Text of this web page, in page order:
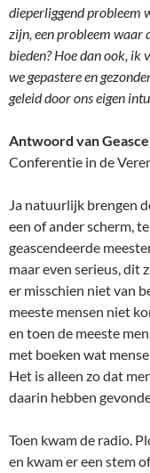
dieperliggend probleem
zijn, een probleem waar
bieden? Hoe dan ook, ik
we gepastere en
geleid door ons eigen
Antwoord van
Conferentie in de
Ja natuurlijk brengen
een of ander scherm,
geascendeerde
maar even serieus, dit
er misschien niet van
meeste mensen niet
en toen de meeste
met boeken wat
Het is alleen zo dat
daarin hebben
Toen kwam de radio.
en kwam er een stem